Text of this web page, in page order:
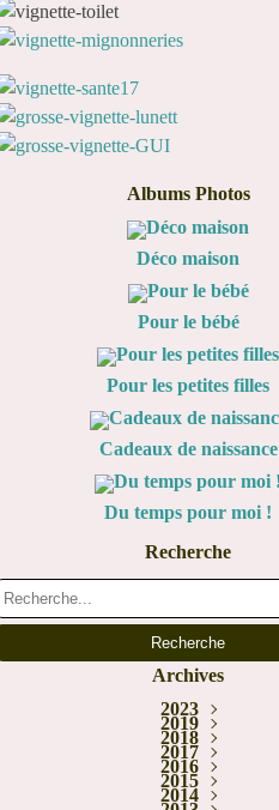
Albums Photos
Déco maison
Pour le bébé
Pour les petites filles
Cadeaux de naissance
Du temps pour moi !
Recherche
Archives
2023
Janvier
2019
Juin (1)
Février
2018
Décembre
Novembre
Juillet(2)
Mai (1)
2017
Décembre
Novembre
Octobre
2016
Décembre
Novembre
2015
Décembre
2014